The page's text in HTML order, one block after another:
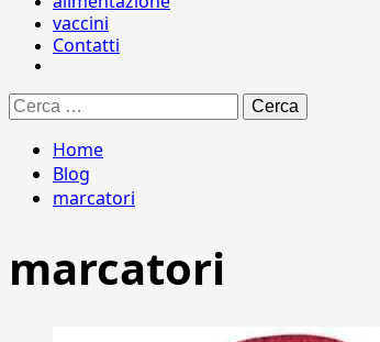
vaccini
Contatti
Ricerca
per:
Home
Blog
marcatori
marcatori